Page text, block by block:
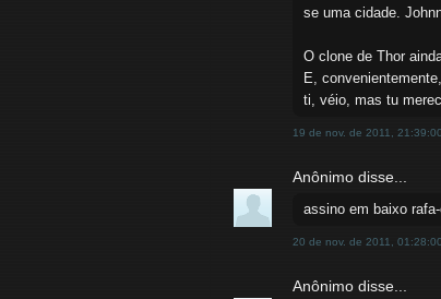
se uma cidade.
O clone de Thor
E,
ti, véio, mas tu
19 de nov. de 2011, 21:39:00
Anônimo disse...
assino em baixo
20 de nov. de 2011, 01:28:00
Anônimo disse...